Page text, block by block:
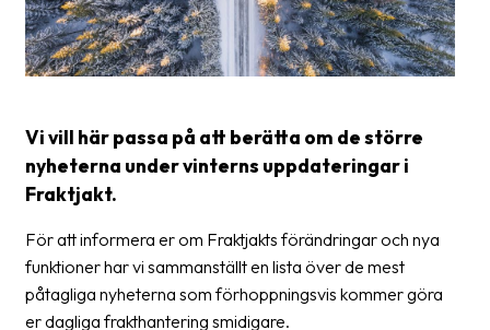
Paketering
Frakthandlingar
Tulldeklarationer
Leveransvillkor
Upphämtningar
Manualer
Vi vill här passa på att berätta om de större
nyheterna under vinterns uppdateringar i
Fraktjakt.
För att informera er om Fraktjakts förändringar och nya
funktioner har vi sammanställt en lista över de mest
påtagliga nyheterna som förhoppningsvis kommer göra
er dagliga frakthantering smidigare.